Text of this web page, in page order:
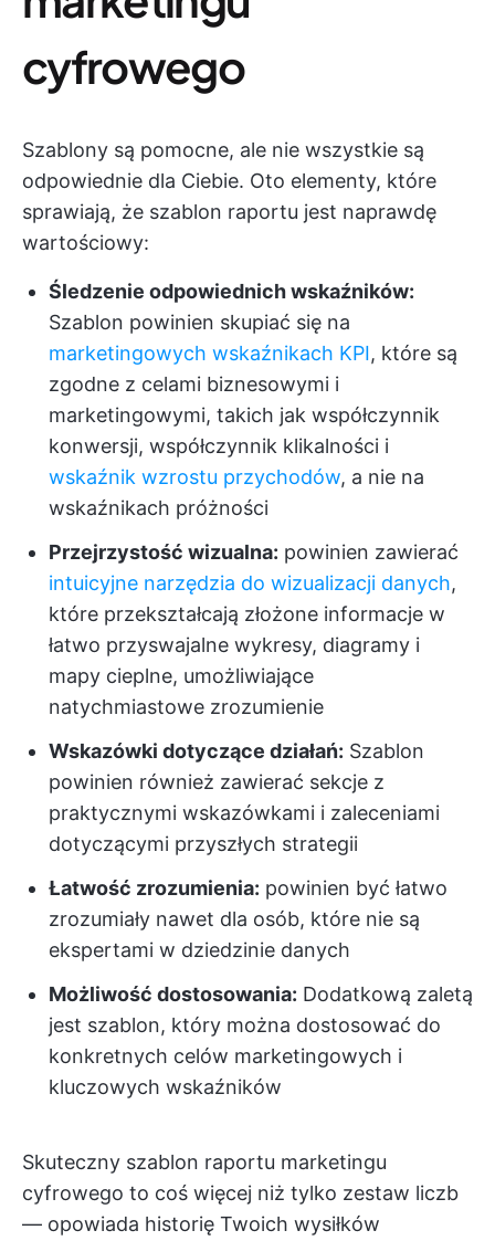
cyfrowego
Szablony są pomocne, ale nie wszystkie są
odpowiednie dla Ciebie. Oto elementy, które
sprawiają, że szablon raportu jest naprawdę
wartościowy:
Śledzenie odpowiednich wskaźników:
Szablon powinien skupiać się na
marketingowych wskaźnikach KPI, które są
zgodne z celami biznesowymi i
marketingowymi, takich jak współczynnik
konwersji, współczynnik klikalności i
wskaźnik wzrostu przychodów, a nie na
wskaźnikach próżności
Przejrzystość wizualna: powinien zawierać
intuicyjne narzędzia do wizualizacji danych,
które przekształcają złożone informacje w
łatwo przyswajalne wykresy, diagramy i
mapy cieplne, umożliwiające
natychmiastowe zrozumienie
Wskazówki dotyczące działań: Szablon
powinien również zawierać sekcje z
praktycznymi wskazówkami i zaleceniami
dotyczącymi przyszłych strategii
Łatwość zrozumienia: powinien być łatwo
zrozumiały nawet dla osób, które nie są
ekspertami w dziedzinie danych
Możliwość dostosowania: Dodatkową zaletą
jest szablon, który można dostosować do
konkretnych celów marketingowych i
kluczowych wskaźników
Skuteczny szablon raportu marketingu
cyfrowego to coś więcej niż tylko zestaw liczb
— opowiada historię Twoich wysiłków